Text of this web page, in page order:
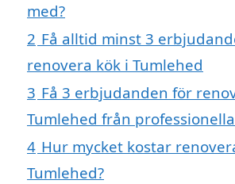
med?
2 Få alltid minst 3
renovera kök i Tumlehed
3 Få 3 erbjudanden för
Tumlehed från
4 Hur mycket kostar
Tumlehed?